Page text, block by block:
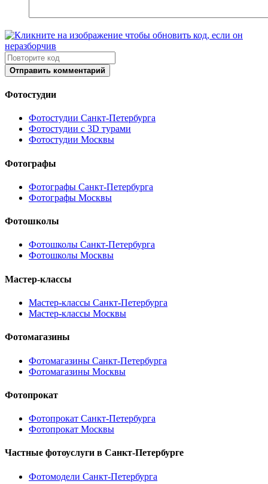
Отправить комментарий
Фотостудии
Фотостудии Санкт-Петербурга
Фотостудии с 3D турами
Фотостудии Москвы
Фотографы
Фотографы Санкт-Петербурга
Фотографы Москвы
Фотошколы
Фотошколы Санкт-Петербурга
Фотошколы Москвы
Мастер-классы
Мастер-классы Санкт-Петербурга
Мастер-классы Москвы
Фотомагазины
Фотомагазины Санкт-Петербурга
Фотомагазины Москвы
Фотопрокат
Фотопрокат Санкт-Петербурга
Фотопрокат Москвы
Частные фотоуслуги в Санкт-Петербурге
Фотомодели Санкт-Петербурга